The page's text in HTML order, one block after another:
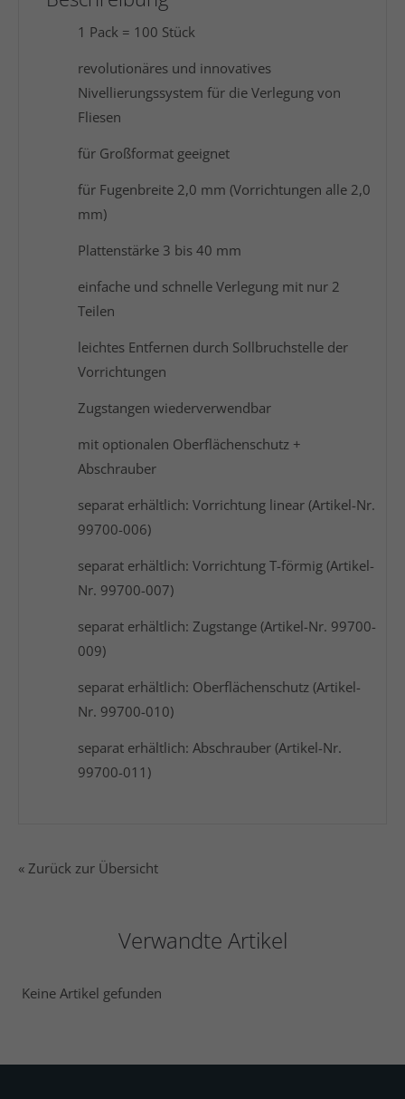
1 Pack = 100 Stück
revolutionäres und innovatives
Nivellierungssystem für die Verlegung von
Fliesen
für Großformat geeignet
für Fugenbreite 2,0 mm (Vorrichtungen alle 2,0
mm)
Plattenstärke 3 bis 40 mm
einfache und schnelle Verlegung mit nur 2
Teilen
leichtes Entfernen durch Sollbruchstelle der
Vorrichtungen
Zugstangen wiederverwendbar
mit optionalen Oberflächenschutz +
Abschrauber
separat erhältlich: Vorrichtung linear (Artikel-Nr.
99700-006)
separat erhältlich: Vorrichtung T-förmig (Artikel-
Nr. 99700-007)
separat erhältlich: Zugstange (Artikel-Nr. 99700-
009)
separat erhältlich: Oberflächenschutz (Artikel-
Nr. 99700-010)
separat erhältlich: Abschrauber (Artikel-Nr.
99700-011)
« Zurück zur Übersicht
Verwandte Artikel
Keine Artikel gefunden